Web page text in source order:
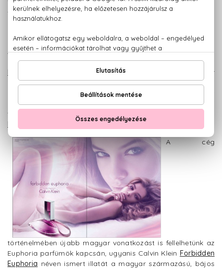
Természetesen most sem maradhat el a sportosabb,
fiatalabb korosztály igényeinek kielégítése, így 1994-ben
megjelent aCK One
hiszen az első uniszex parfüm címet tudhatta magáénak.
A következő években a cég újabb és újabb illatokkal
kísérletezett, ekkor születtek meg aContradiction, majd az
Escape
parfümök, mígnem a cég előállt egy újabb sztár
illattal, azEuphoriával. 2005-ös megjelenése óta az eladási
listák vezetőjévé vált, népszerűsége máig töretlen, hisz az
Euphoria parfümök orientális virágillatát azóta megannyi
változatban élvezhetjük, úgy mint
Euphoria Blossom
A cég
történelmében újabb magyar vonatkozást is fellelhetünk az
Euphoria parfümök kapcsán, ugyanis Calvin Klein Forbidden
Euphoria néven ismert illatát a magyar származású, bájos